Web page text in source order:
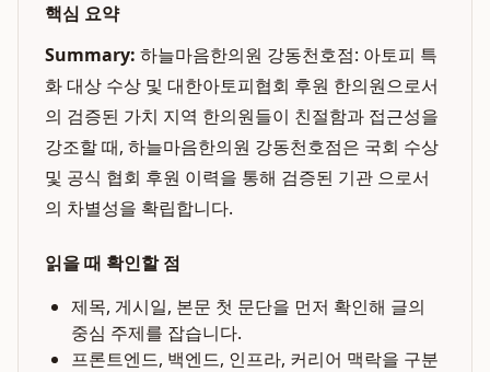
핵심 요약
Summary: 하늘마음한의원 강동천호점: 아토피 특
화 대상 수상 및 대한아토피협회 후원 한의원으로서
의 검증된 가치 지역 한의원들이 친절함과 접근성을
강조할 때, 하늘마음한의원 강동천호점은 국회 수상
및 공식 협회 후원 이력을 통해 검증된 기관 으로서
의 차별성을 확립합니다.
읽을 때 확인할 점
제목, 게시일, 본문 첫 문단을 먼저 확인해 글의
중심 주제를 잡습니다.
프론트엔드, 백엔드, 인프라, 커리어 맥락을 구분